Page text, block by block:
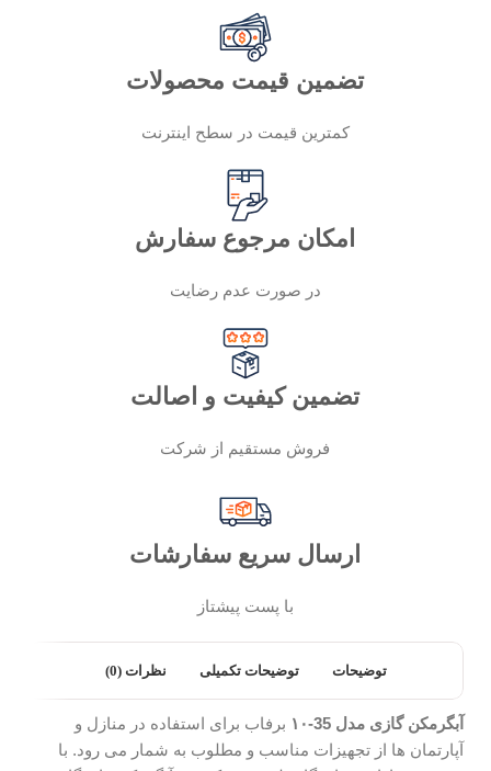
تضمین قیمت محصولات
کمترین قیمت در سطح اینترنت
امکان مرجوع سفارش
در صورت عدم رضایت
تضمین کیفیت و اصالت
فروش مستقیم از شرکت
ارسال سریع سفارشات
با پست پیشتاز
توضیحات توضیحات تکمیلی نظرات (0)
آبگرمکن گازی مدل 35-۱۰
برفاب برای استفاده در منازل و
آپارتمان ها از تجهیزات مناسب و مطلوب به شمار می رود. با